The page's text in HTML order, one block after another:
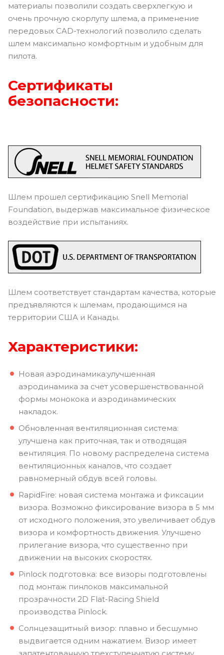
материалы позволили создать сверхлегкую и
очень прочную скорлупу шлема, а применение
передовых CAD-технологий позволило сделать
шлем максимально комфортным и удобным для
пилота.
Сертификаты
безопасности:
Шлем прошел сертификацию Snell Memorial
Foundation, выдержав максимальное физическое
воздействие при испытаниях.
Шлем соответствует стандартам качества, которые
предъявляются к шлемам, продающимся на
территории США и Канады.
Характеристики:
Новая аэродинамика:улучшенная
аэродинамика за счет усовершенствованной
формы монокока и аэродинамических
накладок.
Обновленная вентиляционная система:
улучшена как приточная, так и отводящая
вентиляция. По новому распределена система
вентиляционных каналов, что создает
равномерный обдув всей головы.
RapidFire: новая система монтажа и фиксации
визора. Возможно фиксирование визора в 5 мм
от исходного положения, это увеличивает обдув
визора и комфортность движения. Улучшено
прилегание визора, что существенно при
движении на высоких скоростях.
Pinlock подготовка: все визоры подготовлены
под монтаж пинлоков максимальной
прозрачности 2D Flat-Racing Shield
производства Pinlock.
Солнцезащитный визор: плавно и бесшумно
выдвигается одним нажатием. Визор имеет